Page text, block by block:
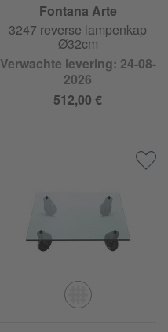
Fontana Arte
3247 reverse lampenkap
Ø32cm
Verwachte levering: 24-08-
2026
512,00 €